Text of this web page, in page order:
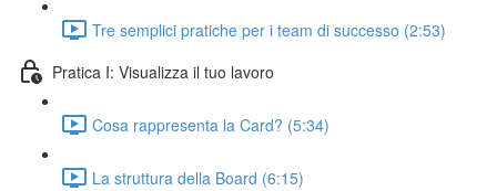
Tre semplici pratiche per i team di successo (2:53)
Pratica I: Visualizza il tuo lavoro
Cosa rappresenta la Card? (5:34)
La struttura della Board (6:15)